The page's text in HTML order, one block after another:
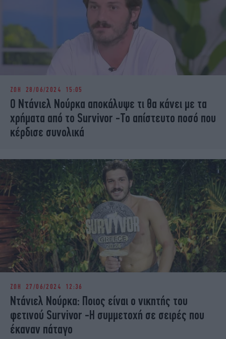
ΖΩΗ 28/06/2024 15:05
Ο Ντάνιελ Νούρκα αποκάλυψε τι θα κάνει με τα
χρήματα από το Survivor -Το απίστευτο ποσό που
κέρδισε συνολικά
ΖΩΗ 27/06/2024 12:36
Ντάνιελ Νούρκα: Ποιος είναι ο νικητής του
φετινού Survivor -Η συμμετοχή σε σειρές που
έκαναν πάταγο